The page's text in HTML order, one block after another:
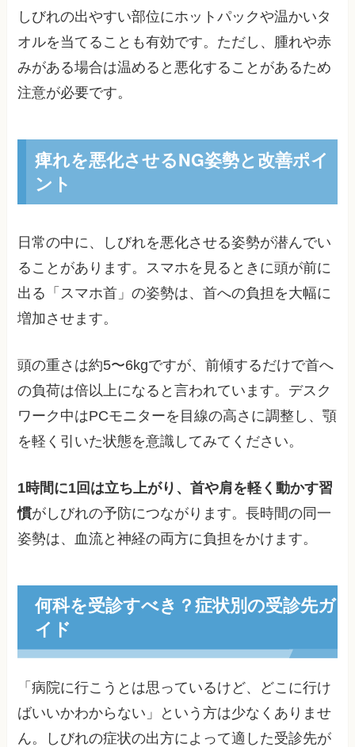
しびれの出やすい部位にホットパックや温かいタ
オルを当てることも有効です。ただし、腫れや赤
みがある場合は温めると悪化することがあるため
注意が必要です。
痺れを悪化させるNG姿勢と改善ポイ
ント
日常の中に、しびれを悪化させる姿勢が潜んでい
ることがあります。スマホを見るときに頭が前に
出る「スマホ首」の姿勢は、首への負担を大幅に
増加させます。
頭の重さは約5〜6kgですが、前傾するだけで首へ
の負荷は倍以上になると言われています。デスク
ワーク中はPCモニターを目線の高さに調整し、顎
を軽く引いた状態を意識してみてください。
1時間に1回は立ち上がり、首や肩を軽く動かす習
慣がしびれの予防につながります。長時間の同一
姿勢は、血流と神経の両方に負担をかけます。
何科を受診すべき？症状別の受診先ガ
イド
「病院に行こうとは思っているけど、どこに行け
ばいいかわからない」という方は少なくありませ
ん。しびれの症状の出方によって適した受診先が